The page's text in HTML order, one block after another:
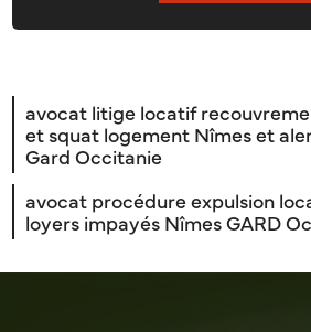
avocat litige locatif
et squat logement Nîmes et
Gard Occitanie
avocat procédure expulsion
loyers impayés Nîmes GARD